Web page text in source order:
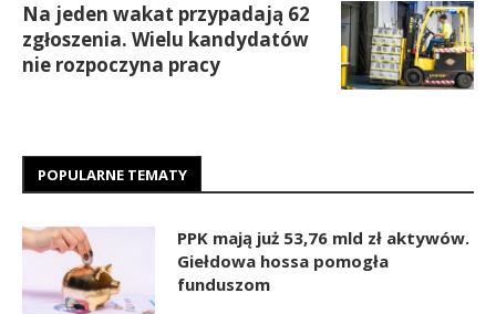
Na jeden wakat przypadają 62
zgłoszenia. Wielu kandydatów
nie rozpoczyna pracy
POPULARNE TEMATY
PPK mają już 53,76 mld zł aktywów.
Giełdowa hossa pomogła
funduszom